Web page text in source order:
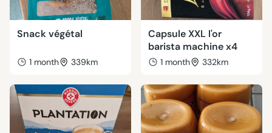
Snack végétal
1 month 339km
Capsule XXL l'or
barista machine x4
1 month 332km